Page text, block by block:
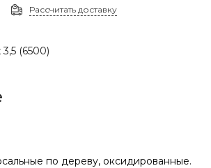
Рассчитать доставку
(6500)
по дереву, оксидированные.